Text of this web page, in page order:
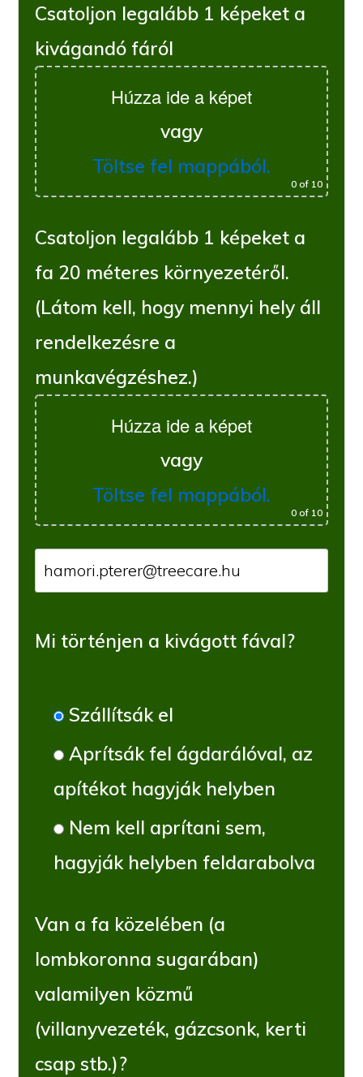
Csatoljon legalább 1 képeket a
kivágandó fáról
Húzza ide a képet
vagy
Töltse fel mappából.
0of 10
Csatoljon legalább 1 képeket a
fa 20 méteres környezetéről.
(Látom kell, hogy mennyi hely áll
rendelkezésre a
munkavégzéshez.)
Húzza ide a képet
vagy
Töltse fel mappából.
0of 10
Mi történjen a kivágott fával?
Szállítsák el
Aprítsák fel ágdarálóval, az
apítékot hagyják helyben
Nem kell aprítani sem,
hagyják helyben feldarabolva
Van a fa közelében (a
lombkoronna sugarában)
valamilyen közmű
(villanyvezeték, gázcsonk, kerti
csap stb.)?